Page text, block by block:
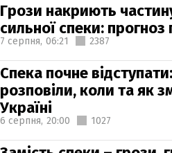
Грози накриють
сильної спеки:
7 серпня, 06:21 2387
Спека почне
розповіли, коли та як
Україні
6 серпня, 20:00 1027